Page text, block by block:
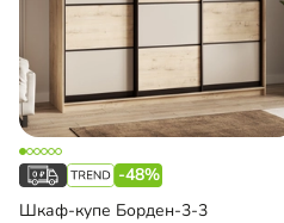
-48%
Шкаф-купе Борден-3-3